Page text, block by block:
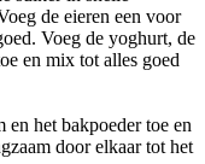
de eieren een voor
Voeg de yoghurt, de
en mix tot alles goed
en het bakpoeder toe en
door elkaar tot het